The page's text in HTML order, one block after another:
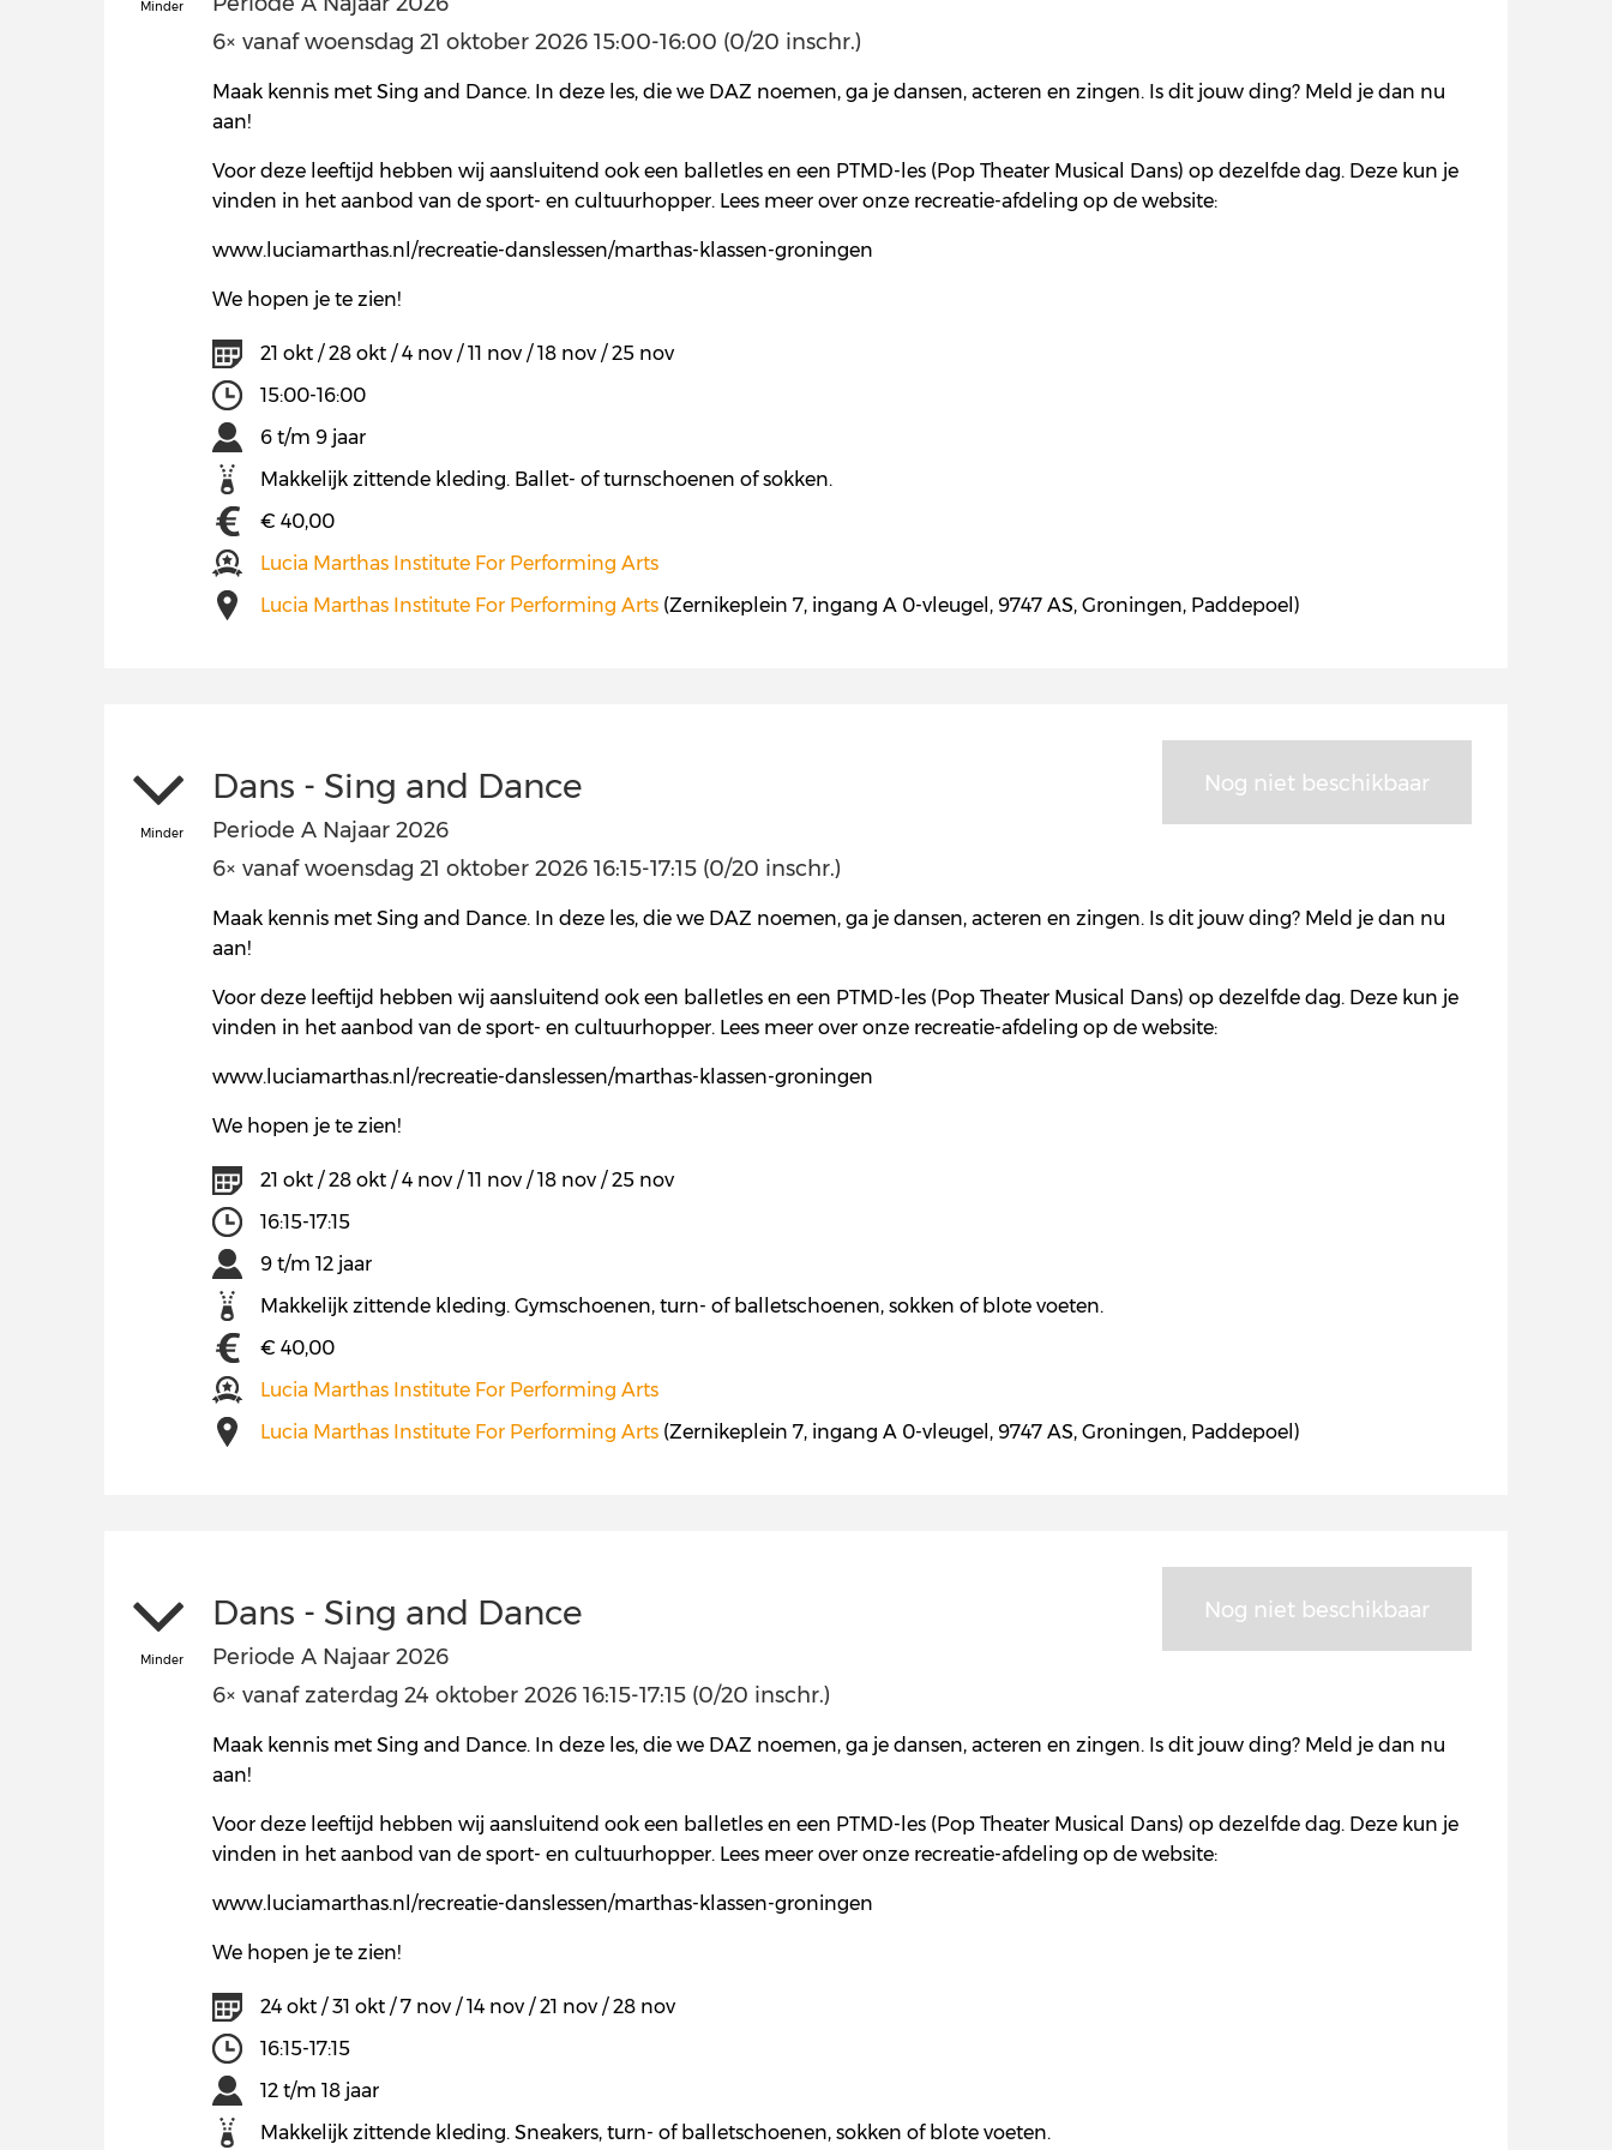
Minder
6× vanaf woensdag 21 oktober 2026 15:00-16:00 (0/20 inschr.)
Maak kennis met Sing and Dance. In deze les, die we DAZ noemen, ga je dansen, acteren en zingen. Is dit jouw ding? Meld je dan nu
aan!
Voor deze leeftijd hebben wij aansluitend ook een balletles en een PTMD-les (Pop Theater Musical Dans) op dezelfde dag. Deze kun je
vinden in het aanbod van de sport- en cultuurhopper. Lees meer over onze recreatie-afdeling op de website:
www.luciamarthas.nl/recreatie-danslessen/marthas-klassen-groningen
We hopen je te zien!
21 okt / 28 okt / 4 nov / 11 nov / 18 nov / 25 nov
15:00-16:00
6 t/m 9 jaar
Makkelijk zittende kleding. Ballet- of turnschoenen of sokken.
€ 40,00
Lucia Marthas Institute For Performing Arts
Lucia Marthas Institute For Performing Arts (Zernikeplein 7, ingang A 0-vleugel, 9747 AS, Groningen, Paddepoel)
Nog niet beschikbaar
Minder
Dans - Sing and Dance
Periode A Najaar 2026
6× vanaf woensdag 21 oktober 2026 16:15-17:15 (0/20 inschr.)
Maak kennis met Sing and Dance. In deze les, die we DAZ noemen, ga je dansen, acteren en zingen. Is dit jouw ding? Meld je dan nu
aan!
Voor deze leeftijd hebben wij aansluitend ook een balletles en een PTMD-les (Pop Theater Musical Dans) op dezelfde dag. Deze kun je
vinden in het aanbod van de sport- en cultuurhopper. Lees meer over onze recreatie-afdeling op de website:
www.luciamarthas.nl/recreatie-danslessen/marthas-klassen-groningen
We hopen je te zien!
21 okt / 28 okt / 4 nov / 11 nov / 18 nov / 25 nov
16:15-17:15
9 t/m 12 jaar
Makkelijk zittende kleding. Gymschoenen, turn- of balletschoenen, sokken of blote voeten.
€ 40,00
Lucia Marthas Institute For Performing Arts
Lucia Marthas Institute For Performing Arts (Zernikeplein 7, ingang A 0-vleugel, 9747 AS, Groningen, Paddepoel)
Nog niet beschikbaar
Minder
Dans - Sing and Dance
Periode A Najaar 2026
6× vanaf zaterdag 24 oktober 2026 16:15-17:15 (0/20 inschr.)
Maak kennis met Sing and Dance. In deze les, die we DAZ noemen, ga je dansen, acteren en zingen. Is dit jouw ding? Meld je dan nu
aan!
Voor deze leeftijd hebben wij aansluitend ook een balletles en een PTMD-les (Pop Theater Musical Dans) op dezelfde dag. Deze kun je
vinden in het aanbod van de sport- en cultuurhopper. Lees meer over onze recreatie-afdeling op de website:
www.luciamarthas.nl/recreatie-danslessen/marthas-klassen-groningen
We hopen je te zien!
24 okt / 31 okt / 7 nov / 14 nov / 21 nov / 28 nov
16:15-17:15
12 t/m 18 jaar
Makkelijk zittende kleding. Sneakers, turn- of balletschoenen, sokken of blote voeten.